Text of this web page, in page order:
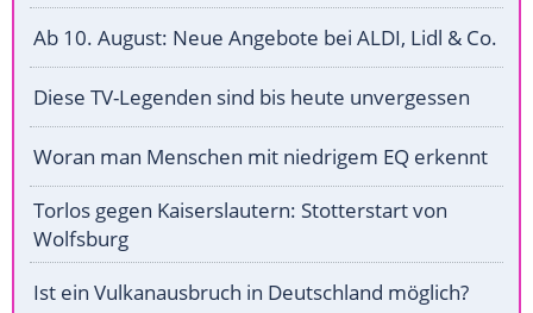
Ab 10. August: Neue Angebote bei ALDI, Lidl & Co.
Diese TV-Legenden sind bis heute unvergessen
Woran man Menschen mit niedrigem EQ erkennt
Torlos gegen Kaiserslautern: Stotterstart von
Wolfsburg
Ist ein Vulkanausbruch in Deutschland möglich?